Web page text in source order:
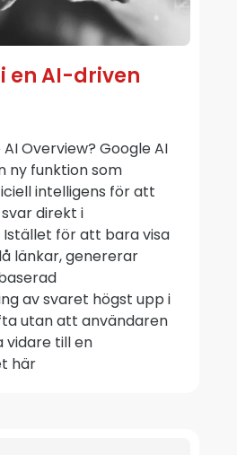
en AI-driven
Overview? Google AI
ny funktion som
intelligens för att
direkt i
för att bara visa
länkar, genererar
av svaret högst upp i
utan att användaren
vidare till en
här